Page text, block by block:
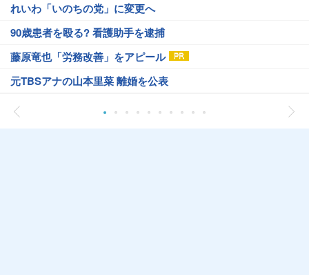
れいわ「いのちの党」に変更へ
90歳患者を殴る? 看護助手を逮捕
藤原竜也「労務改善」をアピール
元TBSアナの山本里菜 離婚を公表